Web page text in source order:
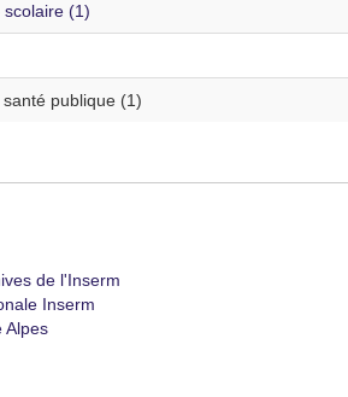
(1)
publique (1)
de l'Inserm
Inserm
Alpes